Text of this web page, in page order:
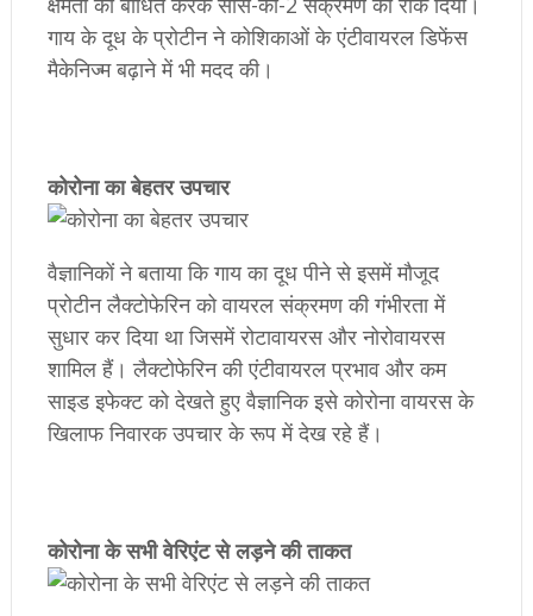
गाय के दूध के प्रोटीन ने कोशिकाओं के एंटीवायरल डिफेंस
मैकेनिज्म बढ़ाने में भी मदद की।
कोरोना का बेहतर उपचार
वैज्ञानिकों ने बताया कि गाय का दूध पीने से इसमें मौजूद
प्रोटीन लैक्टोफेरिन को वायरल संक्रमण की गंभीरता में
सुधार कर दिया था जिसमें रोटावायरस और नोरोवायरस
शामिल हैं। लैक्टोफेरिन की एंटीवायरल प्रभाव और कम
साइड इफेक्ट को देखते हुए वैज्ञानिक इसे कोरोना वायरस के
खिलाफ निवारक उपचार के रूप में देख रहे हैं।
कोरोना के सभी वेरिएंट से लड़ने की ताकत